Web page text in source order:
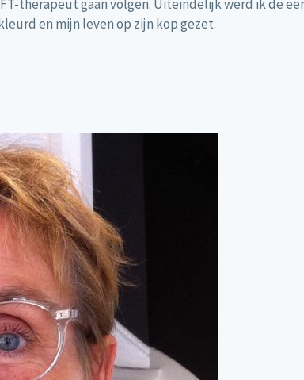
therapeut gaan volgen. Uiteindelijk werd ik de
en mijn leven op zijn kop gezet.